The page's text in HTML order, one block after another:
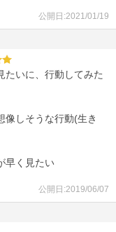
公開日:2021/01/19
たいに、行動してみた
像しそうな行動(生き
早く見たい
公開日:2019/06/07